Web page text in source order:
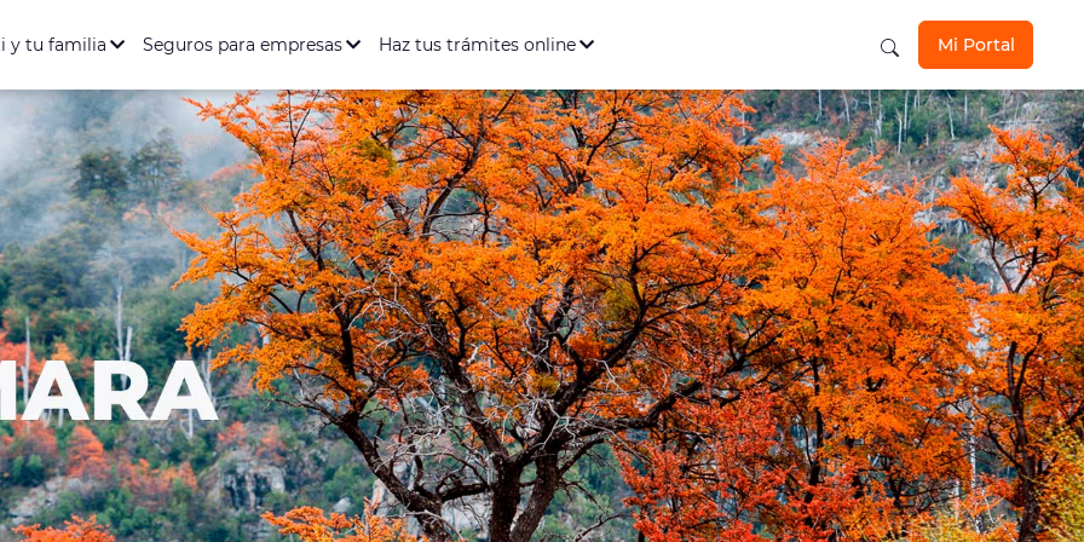
y tu familia Seguros para empresas Haz tus trámites online Mi Portal
los seguros aquí